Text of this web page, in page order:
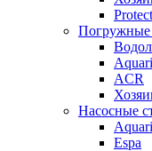
Protect
Погружные
ACR
Насосные
Espa